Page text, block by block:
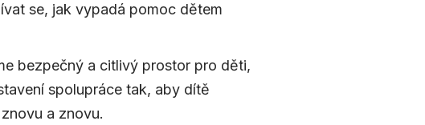
se, jak vypadá pomoc dětem
bezpečný a citlivý prostor pro děti,
spolupráce tak, aby dítě
a znovu.